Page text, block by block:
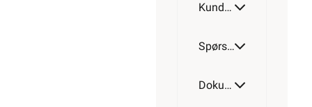
Kundeomtale
Spørsmål og svar
Dokumentasjon